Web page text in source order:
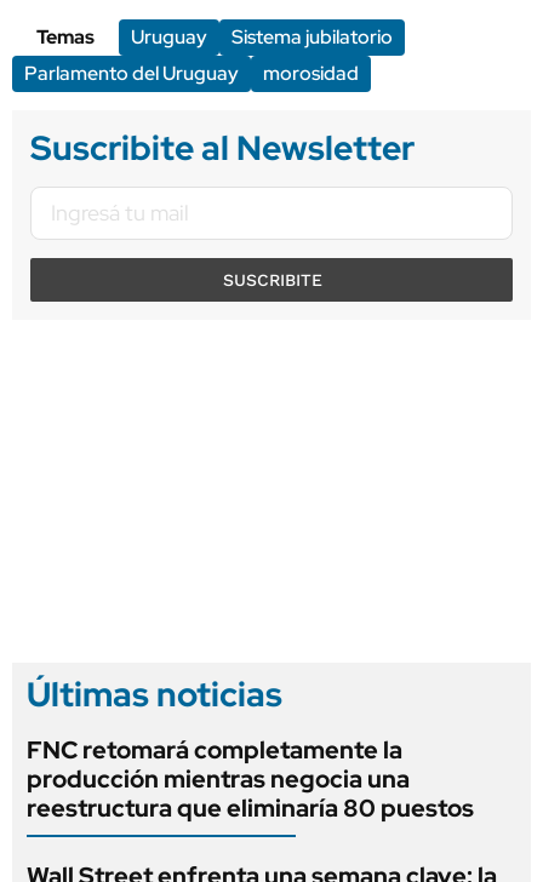
Temas Uruguay
Sistema jubilatorio
Parlamento del Uruguay
morosidad
Suscribite al Newsletter
SUSCRIBITE
Últimas noticias
FNC retomará completamente la
producción mientras negocia una
reestructura que eliminaría 80 puestos
Wall Street enfrenta una semana clave: la